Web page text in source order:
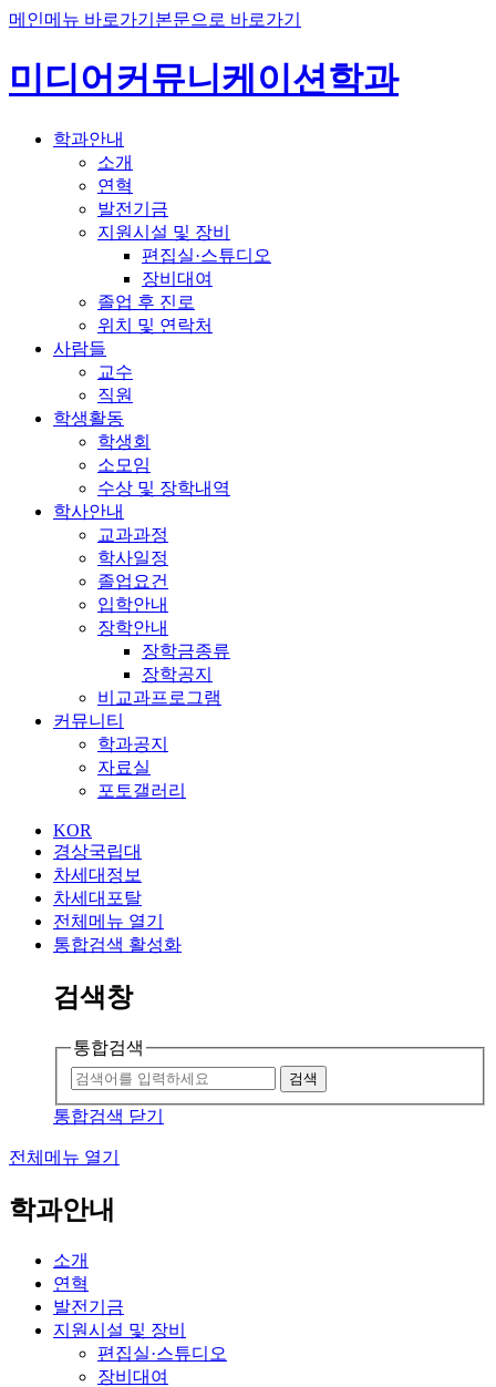
메인메뉴 바로가기 본문으로 바로가기
미디어커뮤니케이션학과
학과안내
소개
연혁
발전기금
지원시설 및 장비
편집실·스튜디오
장비대여
졸업 후 진로
위치 및 연락처
사람들
교수
직원
학생활동
학생회
소모임
수상 및 장학내역
학사안내
교과과정
학사일정
졸업요건
입학안내
장학안내
장학금종류
장학공지
비교과프로그램
커뮤니티
학과공지
자료실
포토갤러리
KOR
경상국립대
차세대정보
차세대포탈
전체메뉴 열기
통합검색 활성화
검색창
통합검색
검색
통합검색 닫기
전체메뉴 열기
학과안내
소개
연혁
발전기금
지원시설 및 장비
편집실·스튜디오
장비대여